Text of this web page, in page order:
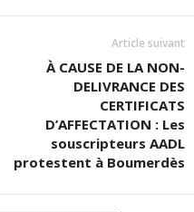
Article suivant
À CAUSE DE LA NON-
DELIVRANCE DES
CERTIFICATS
D’AFFECTATION : Les
souscripteurs AADL
protestent à Boumerdès